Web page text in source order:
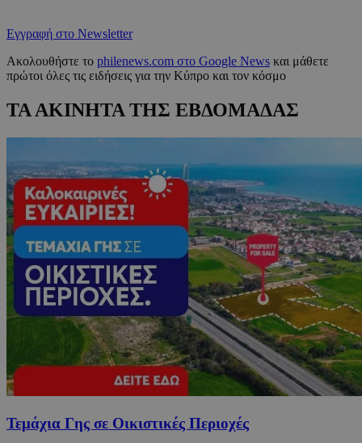
Εγγραφή στο Newsletter
Ακολουθήστε το philenews.com στο Google News και μάθετε
πρώτοι όλες τις ειδήσεις για την Κύπρο και τον κόσμο
ΤΑ ΑΚΙΝΗΤΑ ΤΗΣ ΕΒΔΟΜΑΔΑΣ
Τεμάχια Γης σε Οικιστικές Περιοχές